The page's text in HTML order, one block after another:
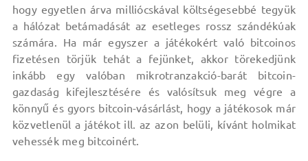
hogy egyetlen árva milliócskával költségesebbé tegyük
a hálózat betámadását az esetleges rossz szándékúak
számára. Ha már egyszer a játékokért való bitcoinos
fizetésen törjük tehát a fejünket, akkor törekedjünk
inkább egy valóban mikrotranzakció-barát bitcoin-
gazdaság kifejlesztésére és valósítsuk meg végre a
könnyű és gyors bitcoin-vásárlást, hogy a játékosok már
közvetlenül a játékot ill. az azon belüli, kívánt holmikat
vehessék meg bitcoinért.